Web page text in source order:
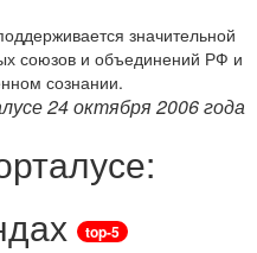
значительной
союзов и объединений РФ и
сознании.
24 октября 2006 года
top-5